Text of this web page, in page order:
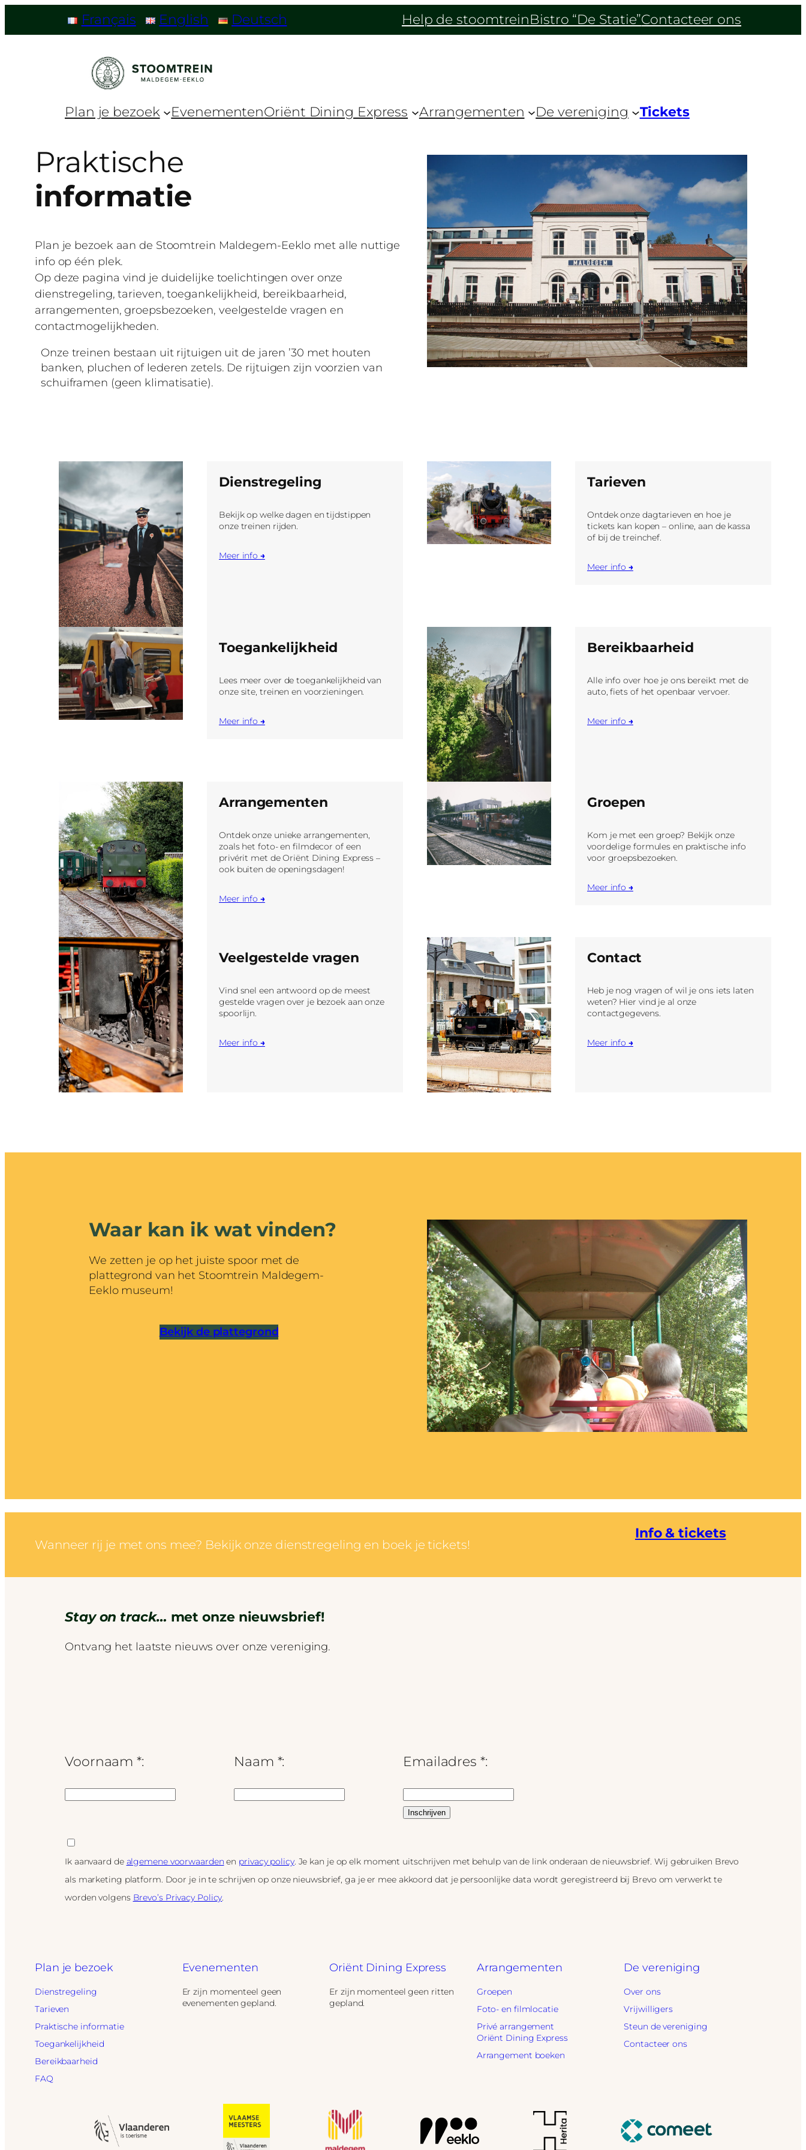
Français English Deutsch Help de stoomtreinBistro “De Statie”Contacteer ons
Plan je bezoek EvenementenOriënt Dining Express Arrangementen De vereniging Tickets
Praktische
informatie
Plan je bezoek aan de Stoomtrein Maldegem-Eeklo met alle nuttige
info op één plek.
Op deze pagina vind je duidelijke toelichtingen over onze
dienstregeling, tarieven, toegankelijkheid, bereikbaarheid,
arrangementen, groepsbezoeken, veelgestelde vragen en
contactmogelijkheden.
Onze treinen bestaan uit rijtuigen uit de jaren ’30 met houten
banken, pluchen of lederen zetels. De rijtuigen zijn voorzien van
schuiframen (geen klimatisatie).
Dienstregeling
Bekijk op welke dagen en tijdstippen
onze treinen rijden.
Meer info →
Tarieven
Ontdek onze dagtarieven en hoe je
tickets kan kopen – online, aan de kassa
of bij de treinchef.
Meer info →
Toegankelijkheid
Lees meer over de toegankelijkheid van
onze site, treinen en voorzieningen.
Meer info →
Bereikbaarheid
Alle info over hoe je ons bereikt met de
auto, fiets of het openbaar vervoer.
Meer info →
Arrangementen
Ontdek onze unieke arrangementen,
zoals het foto- en filmdecor of een
privérit met de Oriënt Dining Express –
ook buiten de openingsdagen!
Meer info →
Groepen
Kom je met een groep? Bekijk onze
voordelige formules en praktische info
voor groepsbezoeken.
Meer info →
Veelgestelde vragen
Vind snel een antwoord op de meest
gestelde vragen over je bezoek aan onze
spoorlijn.
Meer info →
Contact
Heb je nog vragen of wil je ons iets laten
weten? Hier vind je al onze
contactgegevens.
Meer info →
Waar kan ik wat vinden?
We zetten je op het juiste spoor met de
plattegrond van het Stoomtrein Maldegem-
Eeklo museum!
Bekijk de plattegrond
Wanneer rij je met ons mee? Bekijk onze dienstregeling en boek je tickets!
Info & tickets
Stay on track… met onze nieuwsbrief!
Ontvang het laatste nieuws over onze vereniging.
Voornaam *: Naam *: Emailadres *:
Ik aanvaard de algemene voorwaarden en privacy policy. Je kan je op elk moment uitschrijven met behulp van de link onderaan de nieuwsbrief. Wij gebruiken Brevo
als marketing platform. Door je in te schrijven op onze nieuwsbrief, ga je er mee akkoord dat je persoonlijke data wordt geregistreerd bij Brevo om verwerkt te
worden volgens Brevo’s Privacy Policy.
Plan je bezoek
Dienstregeling
Tarieven
Praktische informatie
Toegankelijkheid
Bereikbaarheid
FAQ
Evenementen
Er zijn momenteel geen
evenementen gepland.
Oriënt Dining Express
Er zijn momenteel geen ritten
gepland.
Arrangementen
Groepen
Foto- en filmlocatie
Privé arrangement
Oriënt Dining Express
Arrangement boeken
De vereniging
Over ons
Vrijwilligers
Steun de vereniging
Contacteer ons